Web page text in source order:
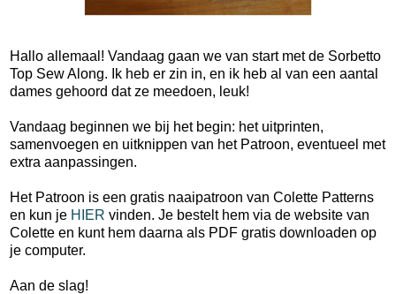
Hallo allemaal! Vandaag gaan we van start met de Sorbetto
Top Sew Along. Ik heb er zin in, en ik heb al van een aantal
dames gehoord dat ze meedoen, leuk!
Vandaag beginnen we bij het begin: het uitprinten,
samenvoegen en uitknippen van het Patroon, eventueel met
extra aanpassingen.
Het Patroon is een gratis naaipatroon van Colette Patterns
en kun je HIER vinden. Je bestelt hem via de website van
Colette en kunt hem daarna als PDF gratis downloaden op
je computer.
Aan de slag!